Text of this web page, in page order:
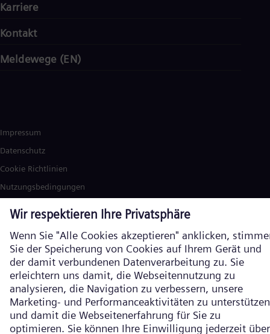
Karriere
Kontakt
Meldewege (EN)
Impressum
Datenschutz
Cookie Richtlinien
Nutzungsbedingungen
Siemens Energy, 2026